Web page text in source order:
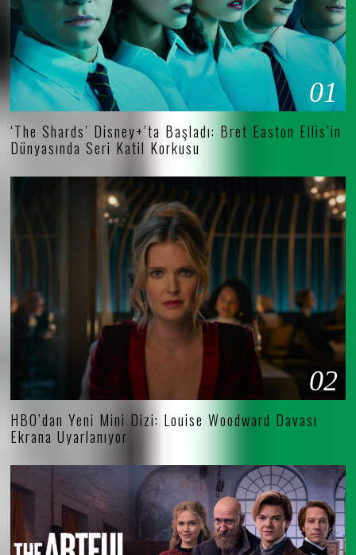
01
‘The Shards’ Disney+’ta Başladı: Bret Easton Ellis’in
Dünyasında Seri Katil Korkusu
02
HBO’dan Yeni Mini Dizi: Louise Woodward Davası
Ekrana Uyarlanıyor